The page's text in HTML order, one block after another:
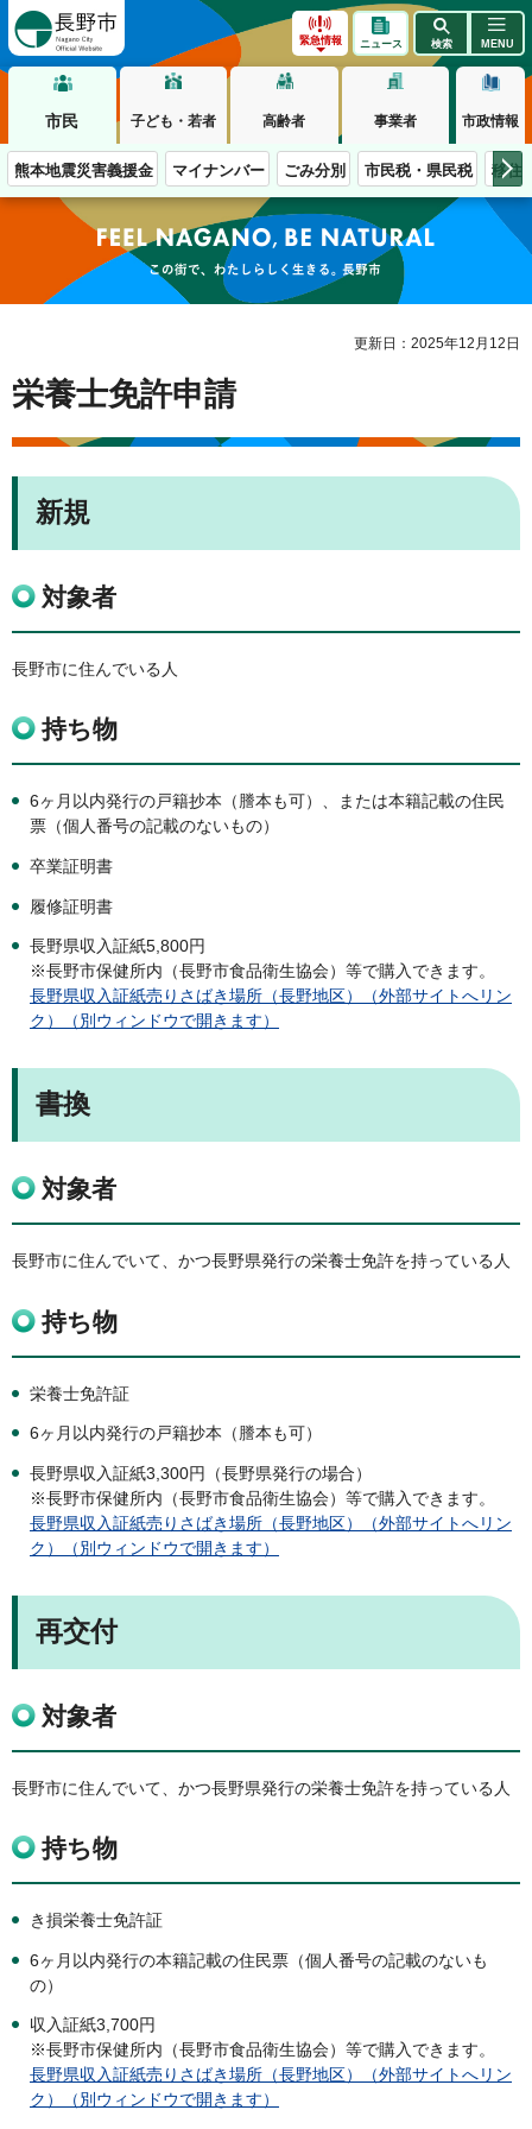
緊急情報 ニュース 検索 MENU
市民 子ども・若者 高齢者 事業者 市政情報
熊本地震災害義援金 マイナンバー ごみ分別 市民税・県民税 移住
この街で、わたしらしく生きる。長野市
更新日：2025年12月12日
栄養士免許申請
新規
対象者
長野市に住んでいる人
持ち物
6ヶ月以内発行の戸籍抄本（謄本も可）、または本籍記載の住民
票（個人番号の記載のないもの）
卒業証明書
履修証明書
長野県収入証紙5,800円
※長野市保健所内（長野市食品衛生協会）等で購入できます。
長野県収入証紙売りさばき場所（長野地区）（外部サイトへリン
ク）（別ウィンドウで開きます）
書換
対象者
長野市に住んでいて、かつ長野県発行の栄養士免許を持っている人
持ち物
栄養士免許証
6ヶ月以内発行の戸籍抄本（謄本も可）
長野県収入証紙3,300円（長野県発行の場合）
※長野市保健所内（長野市食品衛生協会）等で購入できます。
長野県収入証紙売りさばき場所（長野地区）（外部サイトへリン
ク）（別ウィンドウで開きます）
再交付
対象者
長野市に住んでいて、かつ長野県発行の栄養士免許を持っている人
持ち物
き損栄養士免許証
6ヶ月以内発行の本籍記載の住民票（個人番号の記載のないも
の）
収入証紙3,700円
※長野市保健所内（長野市食品衛生協会）​等で購入できます。
長野県収入証紙売りさばき場所（長野地区）（外部サイトへリン
ク）（別ウィンドウで開きます）